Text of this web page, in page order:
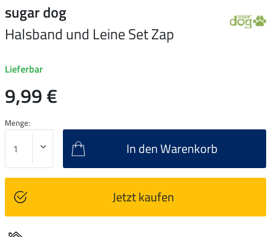
sugar dog
Halsband und Leine Set Zap
Lieferbar
9,99 €
Menge:
In den Warenkorb
Jetzt kaufen